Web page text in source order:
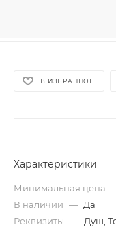
В ИЗБРАННОЕ
Характеристики
Минимальная цена
В наличии — Да
Реквизиты — Душ,